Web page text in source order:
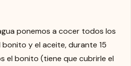
ponemos a cocer todos los
y el aceite, durante 15
el bonito (tiene que cubrirle el